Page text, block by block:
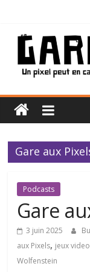
contenu
Gare
aux
Pixels
pixel
peut
en
cacher
un
Gare aux
Podcasts
Gare
3 juin 2025
aux Pixels, jeux video
Wolfenstein